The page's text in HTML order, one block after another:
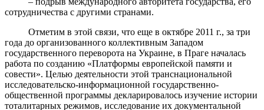
сотрудничества с другими странами.
Отметим в этой связи, что еще в октябре 2011 г., за три
года до организованного коллективным Западом
государственного переворота на Украине, в Праге началась
работа по созданию «Платформы европейской памяти и
совести». Целью деятельности этой транснациональной
исследовательско-информационной государственно-
общественной программы декларировалось изучение истории
тоталитарных режимов, исследование их документальной